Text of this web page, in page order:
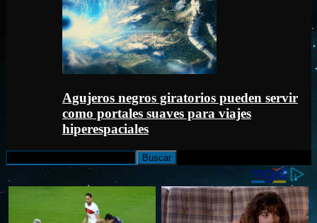
Agujeros negros giratorios pueden servir
como portales suaves para viajes
hiperespaciales